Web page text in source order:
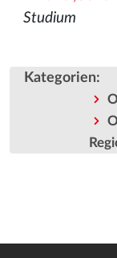
Studium
Kategorien: